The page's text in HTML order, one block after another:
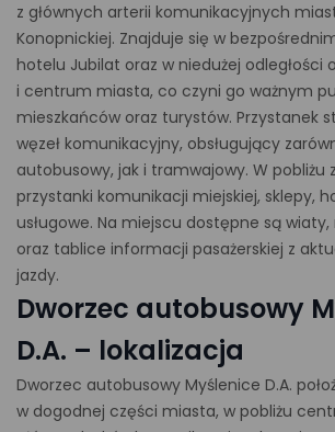
z głównych arterii komunikacyjnych
Konopnickiej. Znajduje się w
hotelu Jubilat oraz w niedużej odległości
i centrum miasta, co czyni go ważnym
mieszkańców oraz turystów. Przystanek
węzeł komunikacyjny, obsługujący
autobusowy, jak i tramwajowy. W pobliżu
przystanki komunikacji miejskiej, sklepy,
usługowe. Na miejscu dostępne są
oraz tablice informacji pasażerskiej z
jazdy.
Dworzec autobusowy
D.A. – lokalizacja
Dworzec autobusowy Myślenice D.A.
w dogodnej części miasta, w pobliżu